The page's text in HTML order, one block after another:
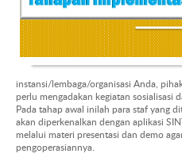
instansi/lembaga/organisasi Anda,
perlu mengadakan kegiatan sosialisasi
Pada tahap awal inilah para staf yang
akan diperkenalkan dengan aplikasi
melalui materi presentasi dan demo
pengoperasiannya.